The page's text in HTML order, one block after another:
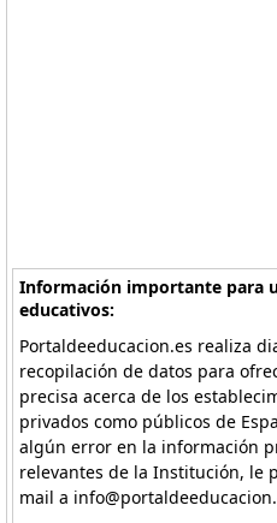
Información importante para
educativos:
Portaldeeducacion.es realiza
recopilación de datos para
precisa acerca de los
privados como públicos de
algún error en la información
relevantes de la Institución, le
mail a